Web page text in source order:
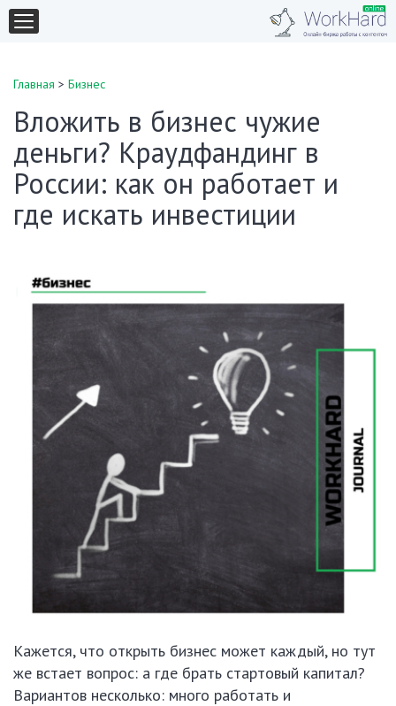
Главная > Бизнес
Вложить в бизнес чужие
деньги? Краудфандинг в
России: как он работает и
где искать инвестиции
Кажется, что открыть бизнес может каждый, но тут
же встает вопрос: а где брать стартовый капитал?
Вариантов несколько: много работать и